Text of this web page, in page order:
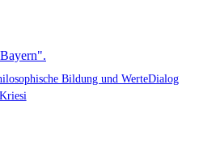
Bildung und WerteDialog